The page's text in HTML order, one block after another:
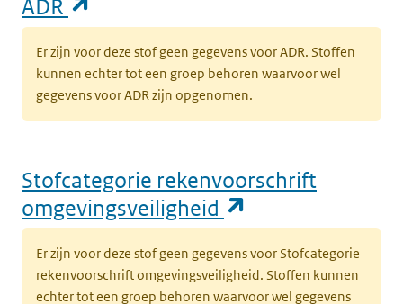
ADR
Er zijn voor deze stof geen gegevens voor ADR. Stoffen
kunnen echter tot een groep behoren waarvoor wel
gegevens voor ADR zijn opgenomen.
Stofcategorie rekenvoorschrift
omgevingsveiligheid
Er zijn voor deze stof geen gegevens voor Stofcategorie
rekenvoorschrift omgevingsveiligheid. Stoffen kunnen
echter tot een groep behoren waarvoor wel gegevens